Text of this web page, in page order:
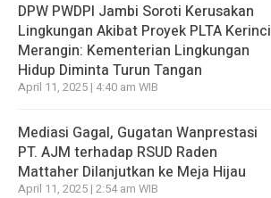
DPW PWDPI Jambi Soroti Kerusakan
Lingkungan Akibat Proyek PLTA Kerinci
Merangin: Kementerian Lingkungan
Hidup Diminta Turun Tangan
April 11, 2025 | 4:40 am WIB
Mediasi Gagal, Gugatan Wanprestasi
PT. AJM terhadap RSUD Raden
Mattaher Dilanjutkan ke Meja Hijau
April 11, 2025 | 2:54 am WIB